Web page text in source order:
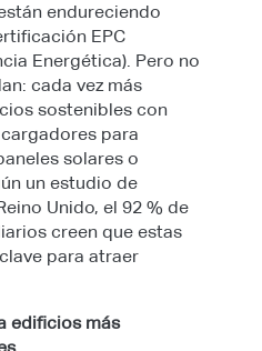
endureciendo
EPC
Energética). Pero no
cada vez más
sostenibles con
para
solares o
un estudio de
Unido, el 92 % de
creen que estas
para atraer
edificios más